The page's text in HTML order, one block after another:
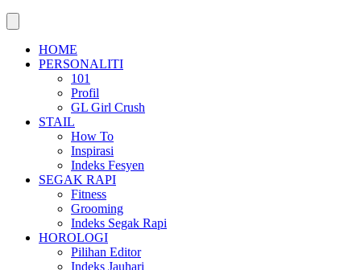
HOME
PERSONALITI
101
Profil
GL Girl Crush
STAIL
How To
Inspirasi
Indeks Fesyen
SEGAK RAPI
Fitness
Grooming
Indeks Segak Rapi
HOROLOGI
Pilihan Editor
Indeks Jauhari